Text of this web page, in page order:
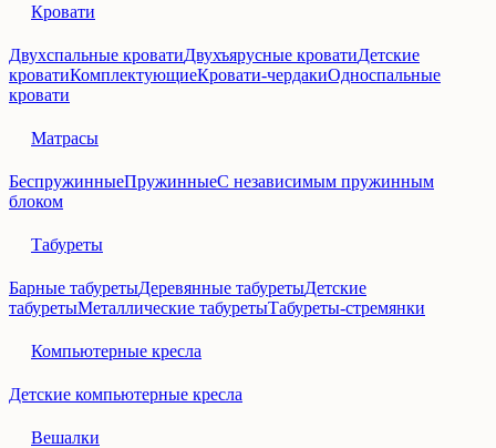
Кровати
Двухспальные кроватиДвухъярусные кроватиДетские
кроватиКомплектующиеКровати-чердакиОдноспальные
кровати
Матрасы
БеспружинныеПружинныеС независимым пружинным
блоком
Табуреты
Барные табуретыДеревянные табуретыДетские
табуретыМеталлические табуретыТабуреты-стремянки
Компьютерные кресла
Детские компьютерные кресла
Вешалки